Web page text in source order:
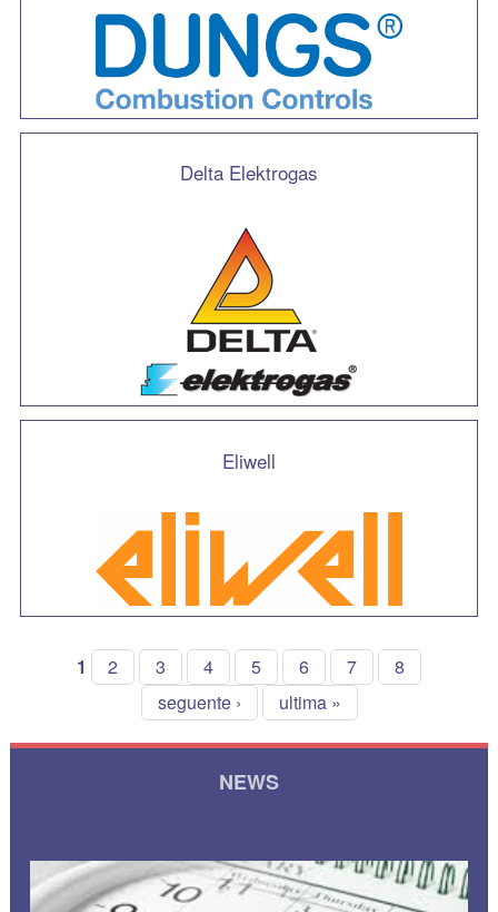
Delta Elektrogas
Eliwell
1 2 3 4 5 6 7
8
seguente ›
ultima »
NEWS